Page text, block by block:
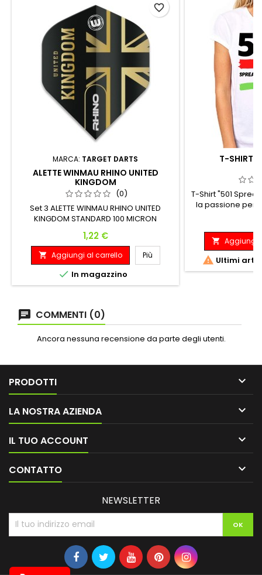
MARCA: TARGET DARTS
ALETTE WINMAU RHINO UNITED
KINGDOM
(0)
Set 3 ALETTE WINMAU RHINO UNITED
KINGDOM STANDARD 100 MICRON
Prezzo
1,22 €
 Aggiungi al carrello Più
 In magazzino
favorite_border
T-SHIRT
T-Shirt "501
la passione per
sublimatica alta
anni! Tessuto
solita
 Aggiungi
 Ultimi
COMMENTI (0)
Ancora nessuna recensione da parte degli utenti.
PRODOTTI 
LA NOSTRA AZIENDA 
IL TUO ACCOUNT 
CONTATTO 
NEWSLETTER